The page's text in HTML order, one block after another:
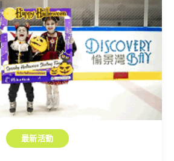
最新活動